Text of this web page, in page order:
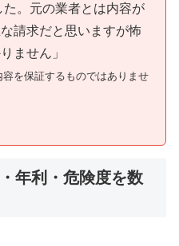
。元の業者とは内容が
請求だと思いますが怖
ません」
を保証するものではありませ
年利・危険度を数